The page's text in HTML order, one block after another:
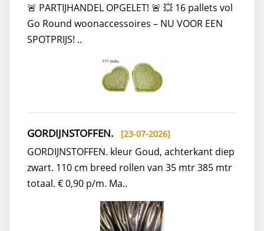
🚨 PARTIJHANDEL OPGELET! 🚨 💥 16 pallets vol
Go Round woonaccessoires – NU VOOR EEN
SPOTPRIJS! ..
GORDIJNSTOFFEN. [23-07-2026]
GORDIJNSTOFFEN. kleur Goud, achterkant diep
zwart. 110 cm breed rollen van 35 mtr 385 mtr
totaal. € 0,90 p/m. Ma..